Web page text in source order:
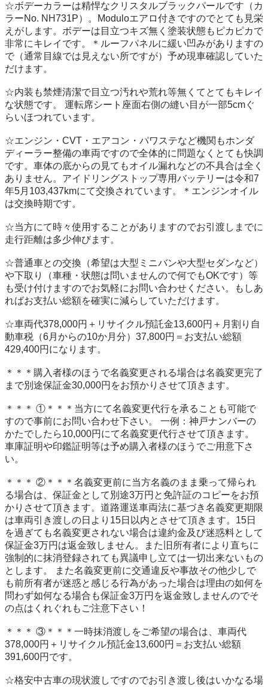
☆ボデーカラーは精悍なクリスタルブラックパールです（カ
ラーNo. NH731P）。Moduloエアロ付きですのでとても見栄
えがします。ボデーは目立つキズ無く塗装状態もピカピカで
非常にキレイです。＊ルーフパネルに緩い凹みがありますの
で（通常目線では見えない所ですが）予め現車確認していた
だけます。
☆内装も禁煙清潔で目立つ汚れや荒れ等無くてとてもキレイ
な状態です。 運転席シート座面右側の縫い目が一部5cmぐ
らいほつれています。
☆エンジン・CVT・エアコン・パワステなど機関もホンダ
ディーラー整備の車両ですので全体的に問題なくとても快調
です。車体の底からの見てもオイル漏れなどの不具合は全く
ありません。アイドリングストップ専用バッテリーは令和7
年5月103,437kmにて交換されています。＊エンジンオイル
は交換時期です。
☆当方にて時々使用することがありますのでお引渡しまでに
走行距離は多少伸びます。
☆普通車との交換（希望は大型ミニバンや大型セダンなど）
や下取り（車種・状態は問いませんので何でもOKです）等
も受け付けますのでお気軽にお問い合わせください。もしあ
ればお支払い総額を確実に減らしていただけます。
☆車両代378,000円＋リサイクル預託金13,600円＋月割り自
動車税（6月からの10か月分）37,800円＝お支払い総額
429,400円になります。
＊＊＊購入者様のほうで名義変更される場合は名義変更完了
まで別途保証金30,000円をお預かりさせて頂きます。
＊＊＊ ①＊＊＊当方にて名義変更代行を承ることも可能で
すので事前にお問い合わせ下さい。 一例：神戸ナンバーの
かたでしたら10,000円にて名義変更代行させて頂きます。
車庫証明や印鑑証明等は予め購入者様のほうでご用意下さ
い。
＊＊＊ ②＊＊＊名義変更前に当方名義のまま乗って帰られ
る場合は、保証金として別途3万円と免許証のコピーをお預
かりさせて頂きます。道路運送車両法に基づき名義変更期限
は車両引き渡しの日より15日以内とさせて頂きます。15日
を過ぎても名義変更されない場合は違約金及び迷惑料として
保証金3万円は返金致しません。また旧所有者により直ちに
強制的に抹消登録されても異議申し立ては一切出来ないもの
とします。 また名義変更前に交通違反や事故その他少しで
も前所有者が迷惑と感じる行為があった場合は理由の如何を
問わず如何なる場合も保証金3万円を返金致しませんのでそ
の点はくれぐれもご注意下さい！
＊＊＊ ③＊＊＊一時抹消渡しをご希望の場合は、車両代
378,000円＋リサイクル預託金13,600円＝お支払い総額
391,600円です。
☆格安中古車の現状渡しですのでお引き渡し後はいかなる場